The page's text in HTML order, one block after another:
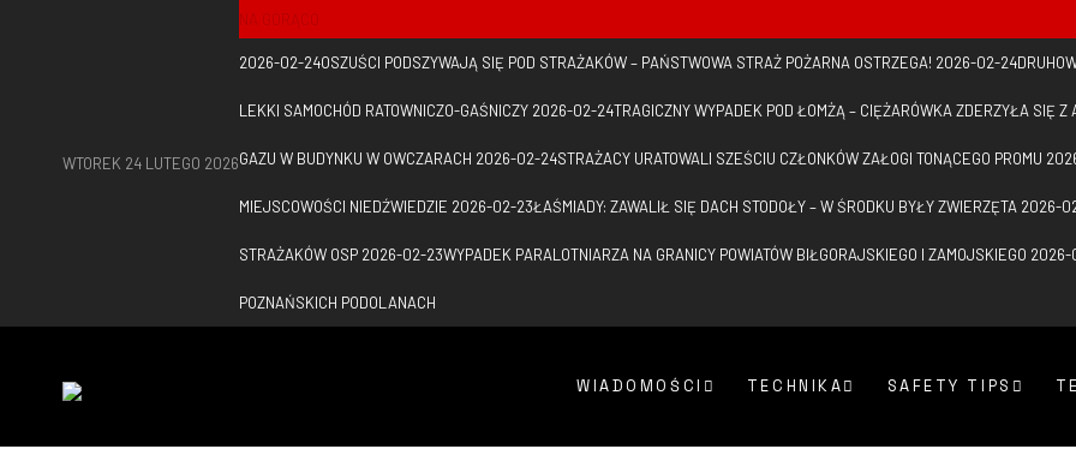
WTOREK 24 LUTEGO 2026
NA GORĄCO
2026-02-24OSZUŚCI PODSZYWAJĄ SIĘ POD STRAŻAKÓW – PAŃSTWOWA STRAŻ POŻARNA OSTRZEGA! 2026-02-24
LEKKI SAMOCHÓD RATOWNICZO-GAŚNICZY 2026-02-24TRAGICZNY WYPADEK POD ŁOMŻĄ – CIĘŻARÓWKA ZDERZYŁA SIĘ Z
GAZU W BUDYNKU W OWCZARACH 2026-02-24STRAŻACY URATOWALI SZEŚCIU CZŁONKÓW ZAŁOGI TONĄCEGO PROMU
MIEJSCOWOŚCI NIEDŹWIEDZIE 2026-02-23ŁAŚMIADY: ZAWALIŁ SIĘ DACH STODOŁY – W ŚRODKU BYŁY ZWIERZĘTA 2026-
STRAŻAKÓW OSP 2026-02-23WYPADEK PARALOTNIARZA NA GRANICY POWIATÓW BIŁGORAJSKIEGO I ZAMOJSKIEGO 2026-
POZNAŃSKICH PODOLANACH
WIADOMOŚCI TECHNIKA SAFETY TIPS